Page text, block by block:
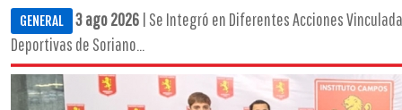
GENERAL 3 ago 2026 | Se Integró en Diferentes Acciones
Deportivas de Soriano...